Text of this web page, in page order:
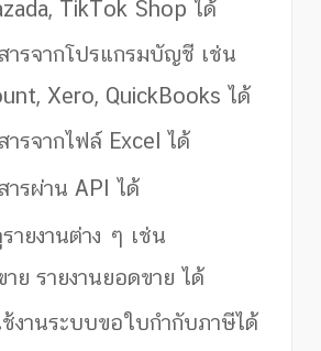
TikTok Shop ได้
ารจากโปรแกรมบัญชี เช่น
Xero, QuickBooks ได้
ารจากไฟล์ Excel ได้
ารผ่าน API ได้
ายงานต่าง ๆ เช่น
าย รายงานยอดขาย ได้
งานระบบขอใบกำกับภาษีได้